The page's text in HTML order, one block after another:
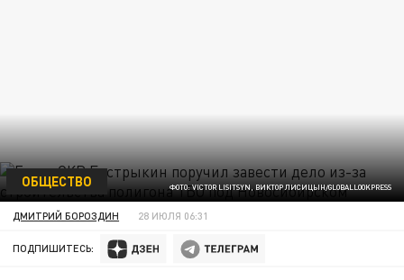
ФОТО: VICTOR LISITSYN, ВИКТОР ЛИСИЦЫН/GLOBALLOOKPRESS
ОБЩЕСТВО
ДМИТРИЙ БОРОЗДИН 28 ИЮЛЯ 06:31
ПОДПИШИТЕСЬ: